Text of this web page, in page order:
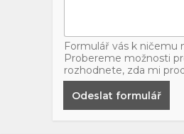
Formulář vás k ničemu
Probereme možnosti
rozhodnete, zda mi
Odeslat formulář